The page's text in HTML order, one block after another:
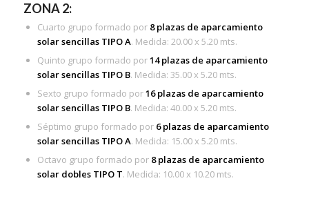
ZONA 2:
Cuarto grupo formado por 8 plazas de aparcamiento
solar sencillas TIPO A. Medida: 20.00 x 5.20 mts.
Quinto grupo formado por14 plazas de aparcamiento
solar sencillas TIPO B. Medida: 35.00 x 5.20 mts.
Sexto grupo formado por16 plazas de aparcamiento
solar sencillas TIPO B. Medida: 40.00 x 5.20 mts.
Séptimo grupo formado por6 plazas de aparcamiento
solar sencillas TIPO A. Medida: 15.00 x 5.20 mts.
Octavo grupo formado por 8 plazas de aparcamiento
solar dobles TIPO T. Medida: 10.00 x 10.20 mts.